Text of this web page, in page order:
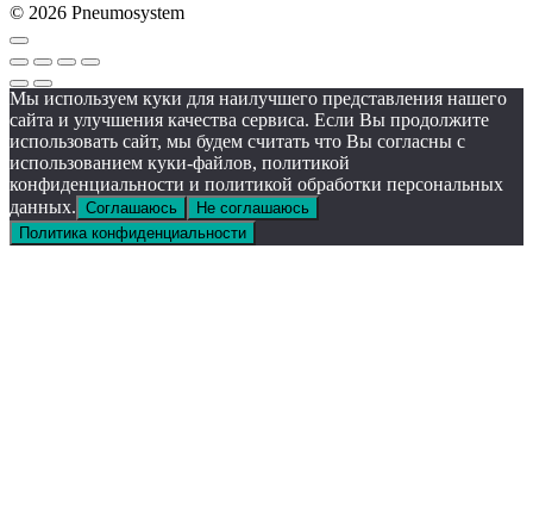
© 2026 Pneumosystem
Мы используем куки для наилучшего представления нашего
сайта и улучшения качества сервиса. Если Вы продолжите
использовать сайт, мы будем считать что Вы согласны с
использованием куки-файлов, политикой
конфиденциальности и политикой обработки персональных
данных. Соглашаюсь
Не соглашаюсь
Политика конфиденциальности